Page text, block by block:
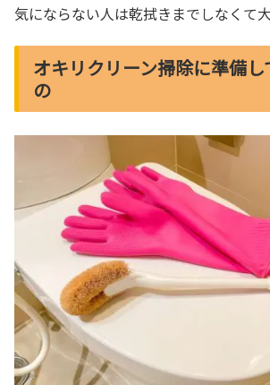
気にならない人は乾拭きまでしなくて大
オキリクリーン掃除に準備
の